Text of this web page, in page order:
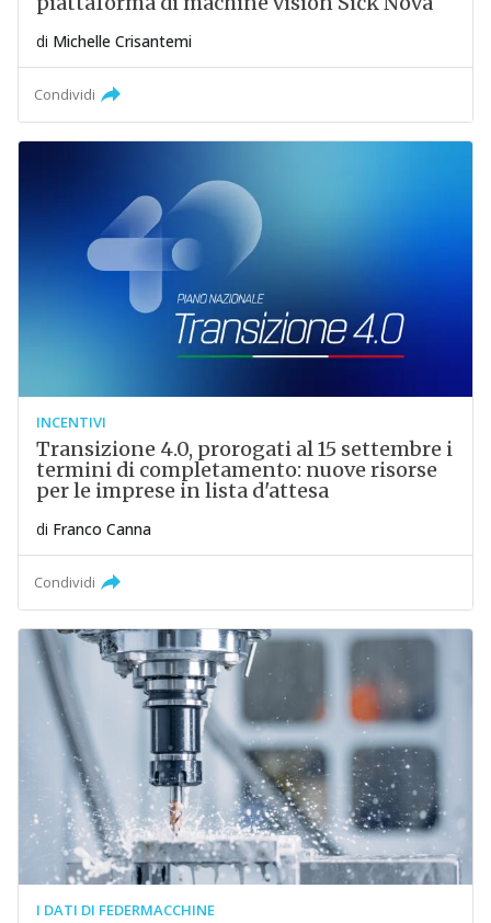
di Michelle Crisantemi
Condividi
INCENTIVI
Transizione 4.0, prorogati al 15 settembre i
termini di completamento: nuove risorse
per le imprese in lista d'attesa
di Franco Canna
Condividi
I DATI DI FEDERMACCHINE